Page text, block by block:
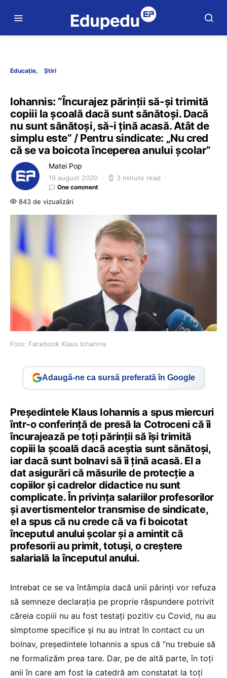
Educație Știri
Iohannis: ”Încurajez părinții să-şi trimită
copiii la şcoală dacă sunt sănătoşi. Dacă
nu sunt sănătoşi, să-i ţină acasă. Atât de
simplu este” / Pentru sindicate: „Nu cred
că se va boicota începerea anului şcolar”
Matei Pop
19 august 2020 3 minute read
One comment
843 de vizualizări
Foto: Facebook Klaus Iohannis
Adaugă-ne ca sursă preferată în Google
Președintele Klaus Iohannis a spus miercuri
într-o conferință de presă la Cotroceni că îi
încurajează pe toți părinții să își trimită
copiii la școală dacă aceștia sunt sănătoși,
iar dacă sunt bolnavi să îi țină acasă. El a
dat asigurări că măsurile de protecție a
copiilor și cadrelor didactice nu sunt
complicate. În privința salariilor profesorilor
și avertismentelor transmise de sindicate,
el a spus că nu crede că va fi boicotat
începutul anului școlar și a amintit că
profesorii au primit, totuși, o creștere
salarială la începutul anului.
Intrebat ce se va întâmpla dacă unii părinți vor refuza
să semneze declarația pe proprie răspundere potrivit
căreia copiii nu au fost testați pozitiv cu Covid, nu au
simptome specifice și nu au intrat în contact cu un
bolnav, președintele Iohannis a spus că ”nu trebuie să
ne formalizăm prea tare. Dar, pe de altă parte, în toţi
anii în care am fost la catedră am constatat la toţi